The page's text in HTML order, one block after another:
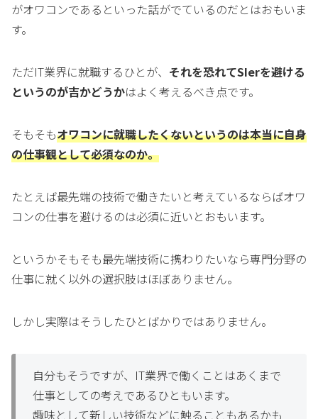
がオワコンであるといった話がでているのだとはおもいま
す。
ただIT業界に就職するひとが、 それを恐れてSIerを避ける
というのが吉かどうかはよく考えるべき点です。
そもそもオワコンに就職したくないというのは本当に自身
の仕事観として必須なのか。
たとえば最先端の技術で働きたいと考えているならばオワ
コンの仕事を避けるのは必須に近いとおもいます。
というかそもそも最先端技術に携わりたいなら専門分野の
仕事に就く以外の選択肢はほぼありません。
しかし実際はそうしたひとばかりではありません。
自分もそうですが、IT業界で働くことはあくまで
仕事としての考えであるひともいます。
趣味として新しい技術などに触ることもあるかも